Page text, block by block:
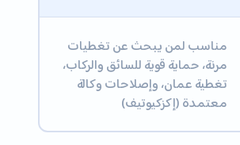
مناسب لمن يبحث عن تغطيات
مرنة، حماية قوية للسائق والركاب،
تغطية عمان، وإصلاحات وكالة
معتمدة (إكزكيوتيف)